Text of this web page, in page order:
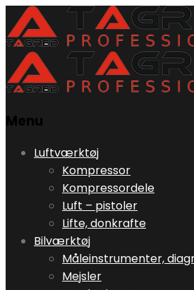
Menu
Skip
content
Luftværktøj
Kompressor
Kompressordele
Luft – pistoler
Lifte, donkrafte
Bilværktøj
Måleinstrumenter,
Mejsler